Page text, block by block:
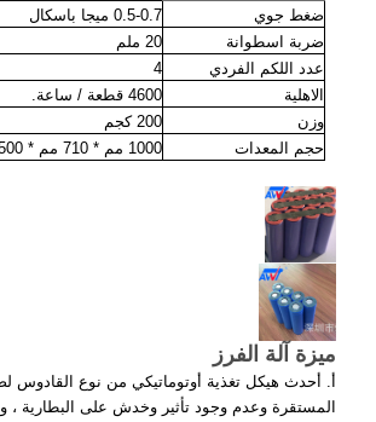
ضغط جوي
0.5-0.7 ميجا باسكال
ضربة اسطوانة
20 ملم
عدد اللكم الفردي
4
الاهلية
4600 قطعة / ساعة.
وزن
200 كجم
حجم المعدات
1000 مم * 710 مم * 1500 مم
ميزة آلة الفرز
أ. أحدث هيكل تغذية أوتوماتيكي من نوع القادوس
المستقرة وعدم وجود تأثير وخدش على البطارية ،